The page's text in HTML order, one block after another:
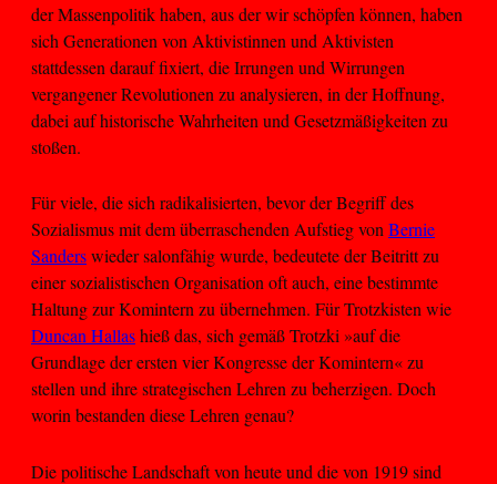
der Massenpolitik haben, aus der wir schöpfen können, haben
sich Generationen von Aktivistinnen und Aktivisten
stattdessen darauf fixiert, die Irrungen und Wirrungen
vergangener Revolutionen zu analysieren, in der Hoffnung,
dabei auf historische Wahrheiten und Gesetzmäßigkeiten zu
stoßen.
Für viele, die sich radikalisierten, bevor der Begriff des
Sozialismus mit dem überraschenden Aufstieg von Bernie
Sanderswieder salonfähig wurde, bedeutete der Beitritt zu
einer sozialistischen Organisation oft auch, eine bestimmte
Haltung zur Komintern zu übernehmen. Für Trotzkisten wie
Duncan Hallashieß das, sich gemäß Trotzki »auf die
Grundlage der ersten vier Kongresse der Komintern« zu
stellen und ihre strategischen Lehren zu beherzigen. Doch
worin bestanden diese Lehren genau?
Die politische Landschaft von heute und die von 1919 sind